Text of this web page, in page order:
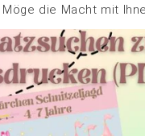
die Macht mit